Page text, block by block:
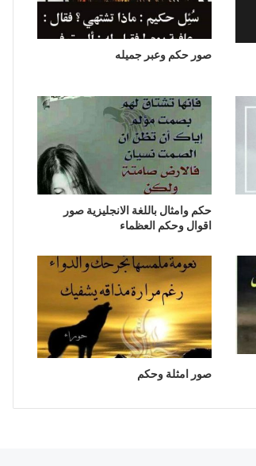
صور حكم وعبر جميله
حكم وامثال باللغة الانجليزية صور
اقوال وحكم العظماء
صور امثلة وحكم